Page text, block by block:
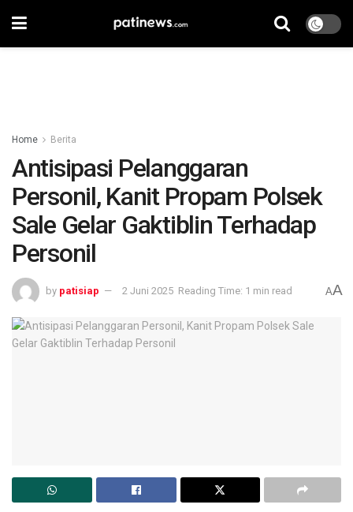
Home Berita
Antisipasi Pelanggaran
Personil, Kanit Propam Polsek
Sale Gelar Gaktiblin Terhadap
Personil
by patisiap 2 Juni 2025 Reading Time: 1 min read AA